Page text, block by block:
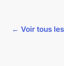
← Voir tous